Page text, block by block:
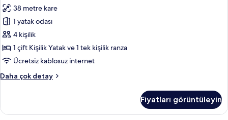
Double
bed,
1
Bunk
bed
tüm
38 metre kare
1 yatak odası
4 kişilik
1 çift Kişilik Yatak ve 1 tek kişilik ranza
Ücretsiz kablosuz internet
Daha çok detay
Family
bed,
Fiyatları görüntüleyin